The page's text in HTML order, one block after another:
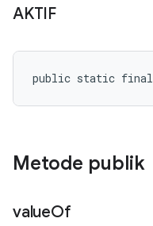
AKTIF
public static final
Metode publik
valueOf